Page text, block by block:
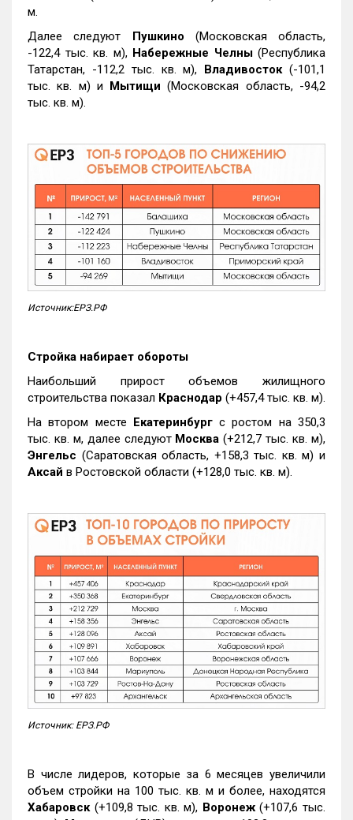
м.
Далее следуют Пушкино (Московская область,
-122,4 тыс. кв. м), Набережные Челны(Республика
Татарстан, -112,2 тыс. кв. м), Владивосток(-101,1
тыс. кв. м) и Мытищи (Московская область, -94,2
тыс. кв. м).
Источник:ЕРЗ.РФ
Стройка набирает обороты
Наибольший прирост объемов жилищного
строительства показал Краснодар (+457,4 тыс. кв. м).
На втором месте Екатеринбургс ростом на 350,3
тыс. кв. м, далее следуют Москва (+212,7 тыс. кв. м),
Энгельс (Саратовская область, +158,3 тыс. кв. м) и
Аксай в Ростовской области (+128,0 тыс. кв. м).
Источник: ЕРЗ.РФ
В числе лидеров, которые за 6 месяцев увеличили
объем стройки на 100 тыс. кв. м и более, находятся
Хабаровск (+109,8 тыс. кв. м), Воронеж(+107,6 тыс.